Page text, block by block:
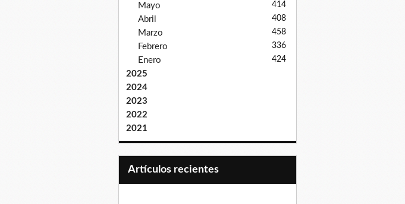
Mayo 414
Abril 408
Marzo 458
Febrero 336
Enero 424
2025
2024
2023
2022
2021
Artículos recientes